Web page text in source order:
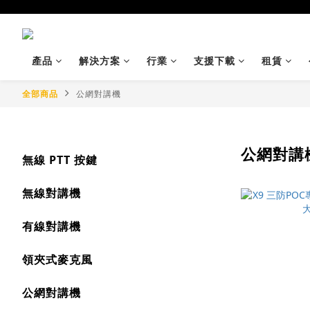
產品 解決方案 行業 支援下載 租賃
全部商品 公網對講機
無線 PTT 按鍵
無線對講機
有線對講機
領夾式麥克風
公網對講機
公網對講